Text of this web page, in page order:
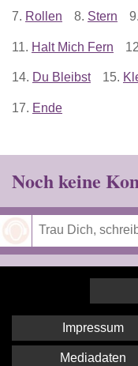
7. Rollen 8. Stern 9.
11. Halt Mich Fern
14. Du Bleibst 15.
17. Ende
Noch keine
Impressum
Mediadaten